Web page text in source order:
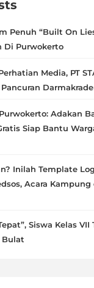
Penuh “Built On
Di Purwokerto
Media, PT
Adakan
Siap Bantu
Inilah Template
Acara Kampung
Siswa Kelas VII
Bulat